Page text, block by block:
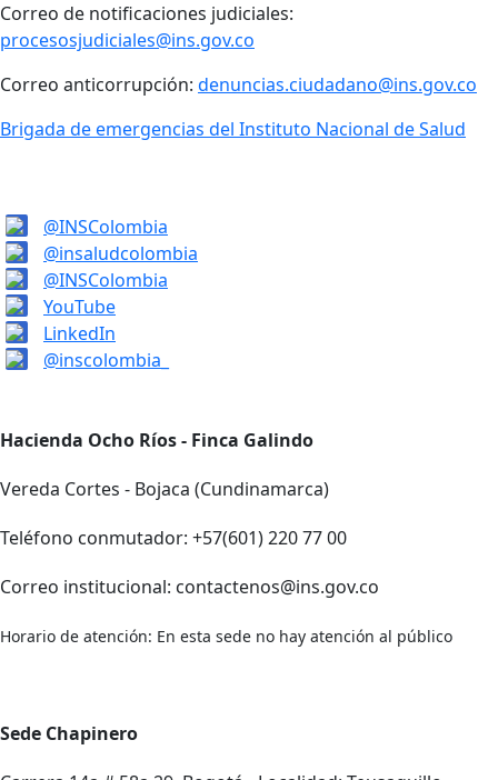
Correo de notificaciones judiciales:
procesosjudiciales@ins.gov.co
Correo anticorrupción: denuncias.ciudadano@ins.gov.co
Brigada de emergencias del Instituto Nacional de Salud
@INSColombia
@insaludcolombia
@INSColombia
YouTube
LinkedIn
@inscolombia_
Hacienda Ocho Ríos - Finca Galindo
Vereda Cortes - Bojaca (Cundinamarca)
Teléfono conmutador: +57(601) 220 77 00
Correo institucional: contactenos@ins.gov.co
Horario de atención: En esta sede no hay atención al público
Sede Chapinero